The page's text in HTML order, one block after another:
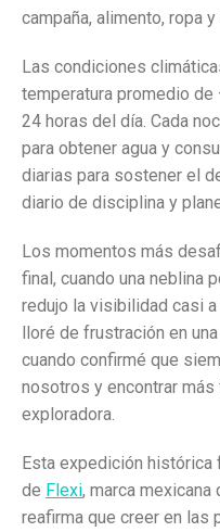
campaña, alimento, ropa
Las condiciones
temperatura promedio de
24 horas del día. Cada
para obtener agua y
diarias para sostener el
diario de disciplina y
Los momentos más
final, cuando una neblina
redujo la visibilidad casi a
lloré de frustración en
cuando confirmé que
nosotros y encontrar más
exploradora.
Esta expedición
de Flexi, marca mexicana
reafirma que creer en las